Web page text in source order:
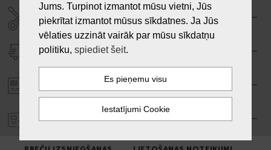
SERVISA CENTRS "LAIKS"
PIEGĀDE
PASŪTĪJUMA APMAKSA
GARANTIJA
Jums. Turpinot izmantot mūsu vietni, Jūs
piekrītat izmantot mūsus sīkdatnes. Ja Jūs
vēlaties uzzināt vairāk par mūsu sīkdatņu
politiku, spiediet šeit.